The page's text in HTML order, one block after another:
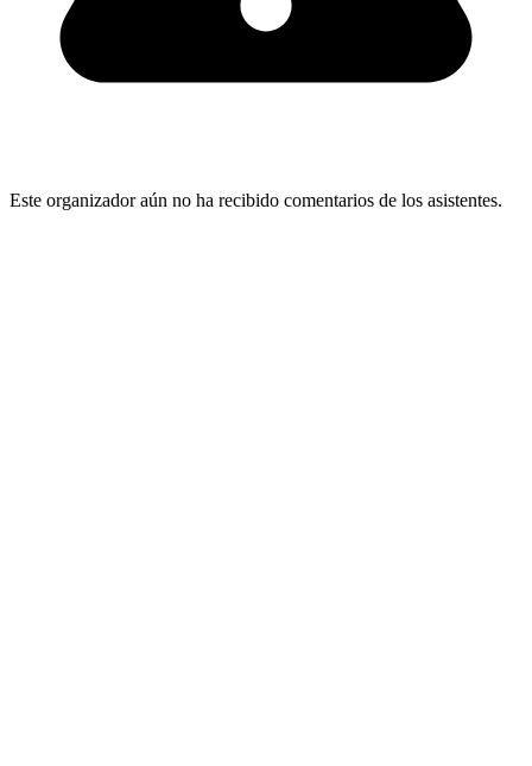
Este organizador aún no ha recibido comentarios de los asistentes.